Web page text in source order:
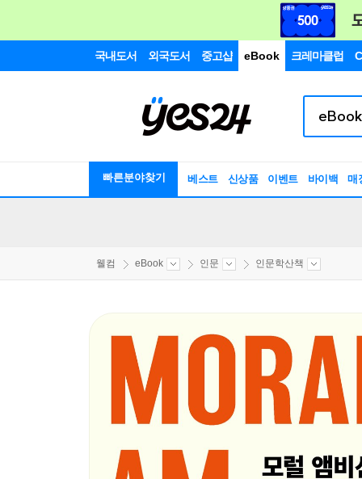
국내도서 외국도서 중고샵 eBook 크레마클럽
빠른분야찾기 베스트 신상품 이벤트 바이백 매
웰컴 eBook 인문 인문학산책